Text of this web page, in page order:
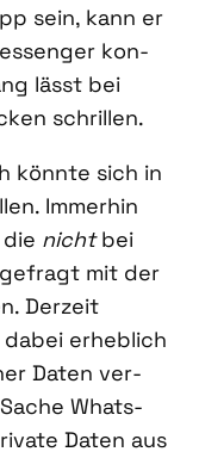
sein, kann er
kon­
lässt bei
schril­len.
könn­te sich in
Immer­hin
nichtbei
mit der
Der­zeit
erheb­lich
Daten ver­
Whats­
Daten aus